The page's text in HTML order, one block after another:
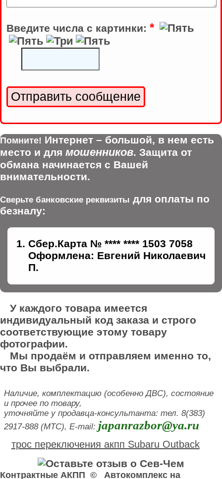
Введите числа с картинки: *
Помните! Интернет – большой, в нем есть
место и для мошенников. Защита от
обмана начинается с Вашей
внимательности.
Сверьте банковские реквизиты для оплаты по
безналу:
Сбер.Карта № **** **** 1503 7058
Оформлена: Евгений Николаевич
П.
У каждого товара имеется
индивидуальный код заказа и строго
соответствующие этому товару
фотографии.
Мы продаём и отправляем именно то,
что Вы выбрали.
Наличие, комплектацию (особенно ДВС), состояние
и прочее по товару,
уточняйте у продавца-консультанта: тел. 8(383)
2917-888 (МТС), E-mail: japanrazbor@ya.ru
трос переключения акпп Subaru Outback
Контрактные АКПП © Автокомплекс на